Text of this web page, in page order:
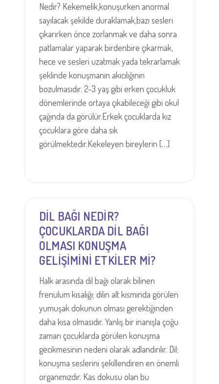
Nedir? Kekemelik,konuşurken anormal
sayılacak şekilde duraklamak,bazı sesleri
çıkarırken önce zorlanmak ve daha sonra
patlamalar yaparak birdenbire çıkarmak,
hece ve sesleri uzatmak yada tekrarlamak
şeklinde konuşmanın akıcılığının
bozulmasıdır. 2-3 yaş gibi erken çocukluk
dönemlerinde ortaya çıkabileceği gibi okul
çağında da görülür.Erkek çocuklarda kız
çocuklara göre daha sık
görülmektedir.Kekeleyen bireylerin […]
DİL BAĞI NEDİR?
ÇOCUKLARDA DİL BAĞI
OLMASI KONUŞMA
GELİŞİMİNİ ETKİLER Mİ?
Halk arasında dil bağı olarak bilinen
frenulum kısalığı; dilin alt kısmında görülen
yumuşak dokunun olması gerektiğinden
daha kısa olmasıdır. Yanlış bir inanışla çoğu
zaman çocuklarda görülen konuşma
gecikmesinin nedeni olarak adlandırılır. Dil;
konuşma seslerini şekillendiren en önemli
organımızdır. Kas dokusu olan bu